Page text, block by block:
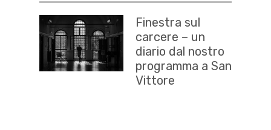
Finestra sul
carcere – un
diario dal nostro
programma a San
Vittore